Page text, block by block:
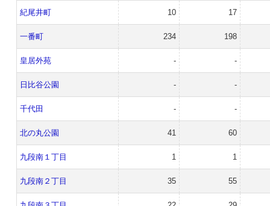
紀尾井町 10 17
一番町 234 198
皇居外苑 - -
日比谷公園 - -
千代田 - -
北の丸公園 41 60
九段南１丁目 1 1
九段南２丁目 35 55